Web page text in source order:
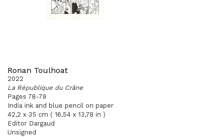
Ronan Toulhoat
2022
La République du Crâne
Pages 78-79
India ink and blue pencil on paper
42,2 x 35 cm ( 16,54 x 13,78 in )
Editor Dargaud
Unsigned